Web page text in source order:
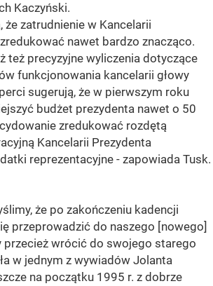
Kaczyński.
że zatrudnienie w Kancelarii
nawet bardzo znacząco.
też precyzyjne wyliczenia dotyczące
funkcjonowania kancelarii głowy
sugerują, że w pierwszym roku
budżet prezydenta nawet o 50
zredukować rozdętą
Kancelarii Prezydenta
reprezentacyjne - zapowiada Tusk.
że po zakończeniu kadencji
przeprowadzić do naszego [nowego]
przecież wrócić do swojego starego
w jednym z wywiadów Jolanta
na początku 1995 r. z dobrze